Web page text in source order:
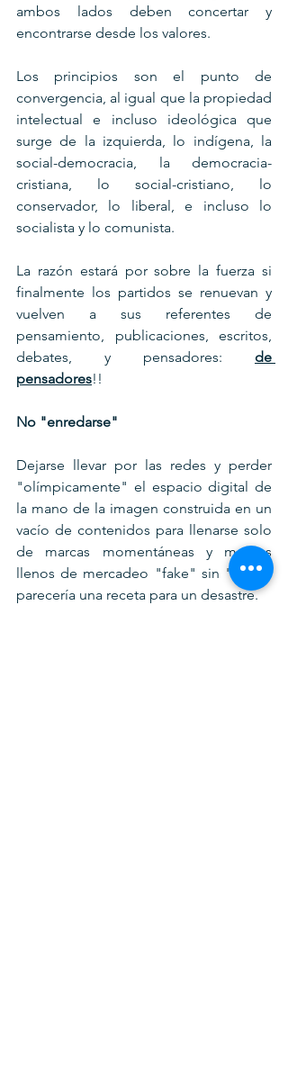
ambos lados deben concertar y
encontrarse desde los valores.
Los principios son el punto de
convergencia, al igual que la propiedad
intelectual e incluso ideológica que
surge de la izquierda, lo indígena, la
social-democracia, la democracia-
cristiana, lo social-cristiano, lo
conservador, lo liberal, e incluso lo
socialista y lo comunista.
La razón estará por sobre la fuerza si
finalmente los partidos se renuevan y
vuelven a sus referentes de
pensamiento, publicaciones, escritos,
debates, y pensadores: de
pensadores!!
No "enredarse"
Dejarse llevar por las redes y perder
"olímpicamente" el espacio digital de
la mano de la imagen construida en un
vacío de contenidos para llenarse solo
de marcas momentáneas y memes
llenos de mercadeo "fake" sin "news"
parecería una receta para un desastre.